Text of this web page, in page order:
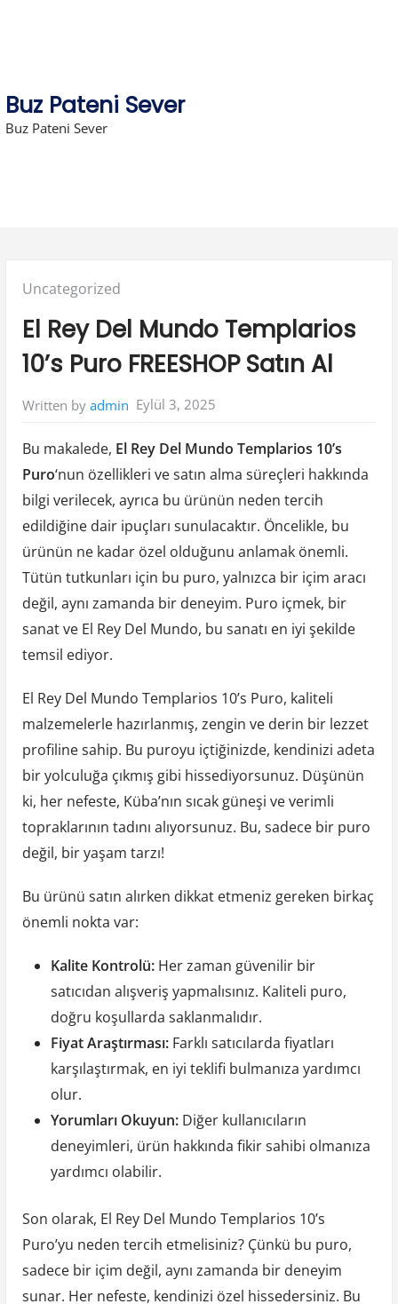
Buz Pateni Sever
Buz Pateni Sever
Posted
Uncategorized
El Rey Del Mundo Templarios
10’s Puro FREESHOP Satın Al
Written by admin Eylül 3, 2025
Bu makalede, El Rey Del Mundo Templarios 10’s
Puro‘nun özellikleri ve satın alma süreçleri hakkında
bilgi verilecek, ayrıca bu ürünün neden tercih
edildiğine dair ipuçları sunulacaktır. Öncelikle, bu
ürünün ne kadar özel olduğunu anlamak önemli.
Tütün tutkunları için bu puro, yalnızca bir içim aracı
değil, aynı zamanda bir deneyim. Puro içmek, bir
sanat ve El Rey Del Mundo, bu sanatı en iyi şekilde
temsil ediyor.
El Rey Del Mundo Templarios 10’s Puro, kaliteli
malzemelerle hazırlanmış, zengin ve derin bir lezzet
profiline sahip. Bu puroyu içtiğinizde, kendinizi adeta
bir yolculuğa çıkmış gibi hissediyorsunuz. Düşünün
ki, her nefeste, Küba’nın sıcak güneşi ve verimli
topraklarının tadını alıyorsunuz. Bu, sadece bir puro
değil, bir yaşam tarzı!
Bu ürünü satın alırken dikkat etmeniz gereken birkaç
önemli nokta var:
Kalite Kontrolü:Her zaman güvenilir bir
satıcıdan alışveriş yapmalısınız. Kaliteli puro,
doğru koşullarda saklanmalıdır.
Fiyat Araştırması:Farklı satıcılarda fiyatları
karşılaştırmak, en iyi teklifi bulmanıza yardımcı
olur.
Yorumları Okuyun:Diğer kullanıcıların
deneyimleri, ürün hakkında fikir sahibi olmanıza
yardımcı olabilir.
Son olarak, El Rey Del Mundo Templarios 10’s
Puro’yu neden tercih etmelisiniz? Çünkü bu puro,
sadece bir içim değil, aynı zamanda bir deneyim
sunar. Her nefeste, kendinizi özel hissedersiniz. Bu